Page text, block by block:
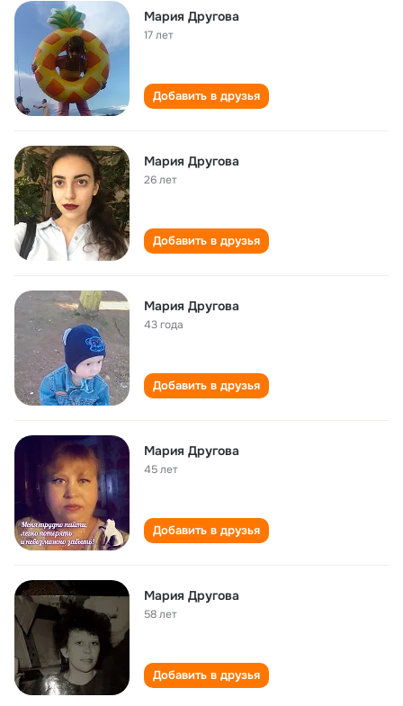
Мария Другова
17 лет
Добавить в друзья
Мария Другова
26 лет
Добавить в друзья
Мария Другова
43 года
Добавить в друзья
Мария Другова
45 лет
Добавить в друзья
Мария Другова
58 лет
Добавить в друзья